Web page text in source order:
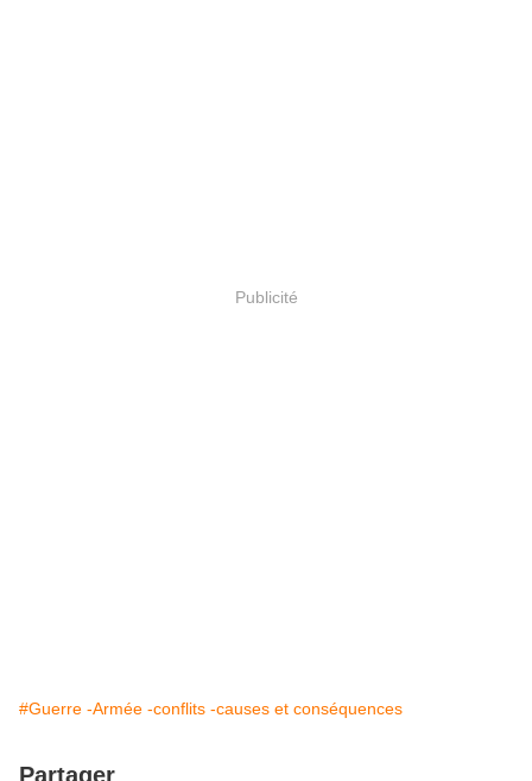
Publicité
#Guerre -Armée -conflits -causes et conséquences
Partager